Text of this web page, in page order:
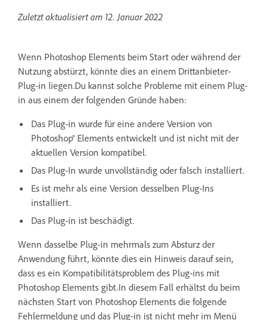
Zuletzt aktualisiert am 12. Januar 2022
Wenn Photoshop Elements beim Start oder während der
Nutzung abstürzt, könnte dies an einem Drittanbieter-
Plug-in liegen.Du kannst solche Probleme mit einem Plug-
in aus einem der folgenden Gründe haben:
Das Plug-in wurde für eine andere Version von
Photoshop® Elements entwickelt und ist nicht mit der
aktuellen Version kompatibel.
Das Plug-In wurde unvollständig oder falsch installiert.
Es ist mehr als eine Version desselben Plug-Ins
installiert.
Das Plug-in ist beschädigt.
Wenn dasselbe Plug-in mehrmals zum Absturz der
Anwendung führt, könnte dies ein Hinweis darauf sein,
dass es ein Kompatibilitätsproblem des Plug-ins mit
Photoshop Elements gibt.In diesem Fall erhältst du beim
nächsten Start von Photoshop Elements die folgende
Fehlermeldung und das Plug-in ist nicht mehr im Menü